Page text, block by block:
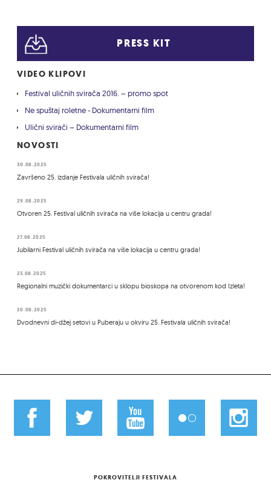
PRESS KIT
VIDEO KLIPOVI
Festival uličnih svirača 2016. – promo spot
Ne spuštaj roletne - Dokumentarni film
Ulični svirači – Dokumentarni film
NOVOSTI
30.08.2025
Završeno 25. izdanje Festivala uličnih svirača!
29.08.2025
Otvoren 25. Festival uličnih svirača na više lokacija u centru grada!
27.08.2025
Jubilarni Festival uličnih svirača na više lokacija u centru grada!
23.08.2025
Regionalni muzički dokumentarci u sklopu bioskopa na otvorenom kod Izleta!
20.08.2025
Dvodnevni di-džej setovi u Puberaju u okviru 25. Festivala uličnih svirača!
POKROVITELJI FESTIVALA